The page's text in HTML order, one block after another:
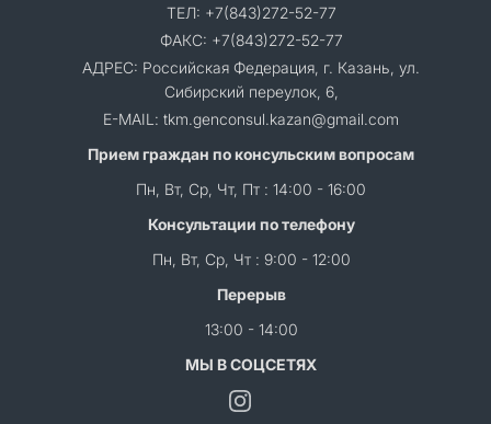
ТЕЛ: +7(843)272-52-77
ФАКС: +7(843)272-52-77
АДРЕС: Российская Федерация, г. Казань, ул.
Сибирский переулок, 6,
E-MAIL: tkm.genconsul.kazan@gmail.com
Прием граждан по консульским вопросам
Пн, Вт, Ср, Чт, Пт : 14:00 - 16:00
Консультации по телефону
Пн, Вт, Ср, Чт : 9:00 - 12:00
Перерыв
13:00 - 14:00
МЫ В СОЦСЕТЯХ